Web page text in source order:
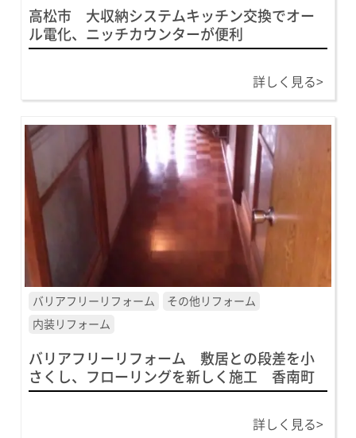
高松市 大収納システムキッチン交換でオー
ル電化、ニッチカウンターが便利
詳しく見る>
バリアフリーリフォーム その他リフォーム
内装リフォーム
バリアフリーリフォーム 敷居との段差を小
さくし、フローリングを新しく施工 香南町
詳しく見る>